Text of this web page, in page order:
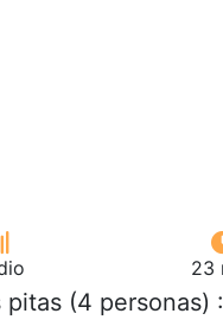
23
pitas (4 personas)